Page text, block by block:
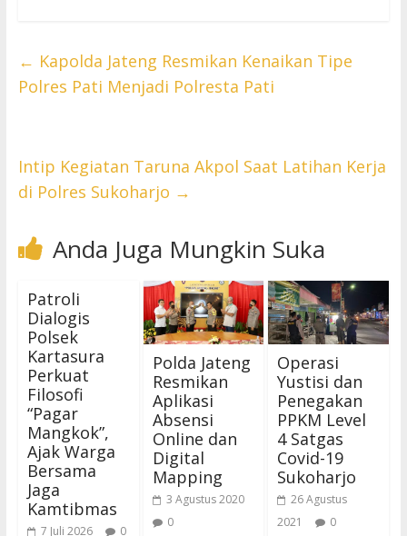
← Kapolda Jateng Resmikan Kenaikan Tipe
Polres Pati Menjadi Polresta Pati
Intip Kegiatan Taruna Akpol Saat Latihan Kerja
di Polres Sukoharjo →
Anda Juga Mungkin Suka
Patroli
Dialogis
Polsek
Kartasura
Perkuat
Filosofi
“Pagar
Mangkok”,
Ajak Warga
Bersama
Jaga
Kamtibmas
7 Juli 2026 0
Polda Jateng
Resmikan
Aplikasi
Absensi
Online dan
Digital
Mapping
3 Agustus 2020
0
Operasi
Yustisi dan
Penegakan
PPKM Level
4 Satgas
Covid-19
Sukoharjo
26 Agustus
2021
0